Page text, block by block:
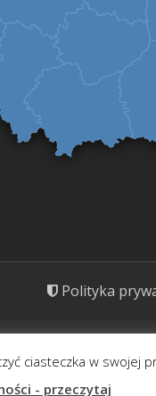
Polityka
kulinarnym,
rozważnie.
ciasteczka w swojej
- przeczytaj